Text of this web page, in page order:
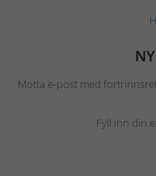
Motta e-post med
Fyll inn din